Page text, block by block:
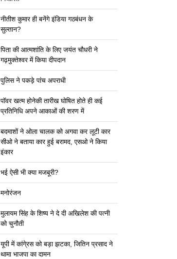
नीतीश कुमार ही बनेंगे इंडिया गठबंधन के
सुल्तान?
पिता की आत्मशांति के लिए जयंत चौधरी ने
गढ़मुक्तेश्वर में किया दीपदान
पुलिस ने पकड़े पांच अपराधी
पॉवर खत्म होनेकी तारीख घोषित होते ही कई
प्रतिनिधि अपने आकाओं की शरण में
बदमाशों ने ओला चालक को अगवा कर लूटी कार
सीओ ने बताया कार हुई बरामद, एसओ ने किया
इंकार
भई ऐसी भी क्या मजबूरी?
मनोरंजन
मुलायम सिंह के शिष्य ने दे दी अखिलेश की पत्नी
को चुनौती
यूपी में कांगे्रस को बड़ा झटका, जितिन प्रसाद ने
थामा भाजपा का दामन